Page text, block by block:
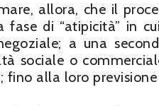
allora, che il
fase di “atipicità” in
a una
sociale o
fino alla loro